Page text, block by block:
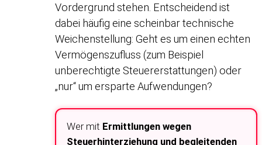
Vordergrund stehen. Entscheidend ist
dabei häufig eine scheinbar technische
Weichenstellung: Geht es um einen echten
Vermögenszufluss (zum Beispiel
unberechtigte Steuererstattungen) oder
„nur“ um ersparte Aufwendungen?
Wer mit Ermittlungen wegen
Steuerhinterziehung und begleitenden